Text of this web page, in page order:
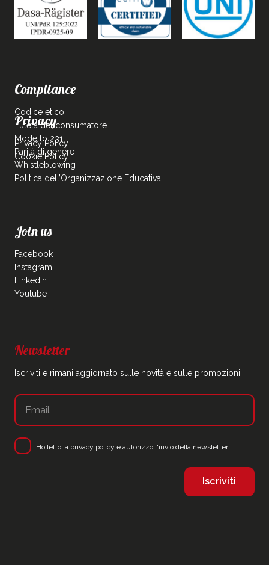
Compliance
Codice etico
Tutela del consumatore
Modello 231
Parità di genere
Whistleblowing
Politica dell’Organizzazione Educativa
Privacy
Privacy Policy
Cookie Policy
Join us
Facebook
Instagram
Linkedin
Youtube
Newsletter
Iscriviti e rimani aggiornato sulle novità e sulle promozioni
Ho letto la privacy policy e autorizzo l'invio della newsletter